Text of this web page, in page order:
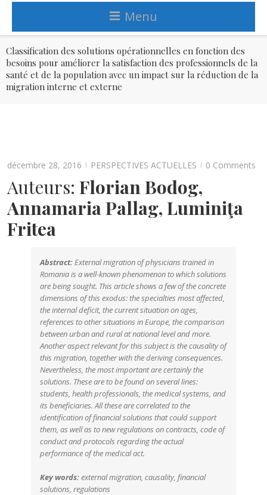
Menu
Classification des solutions opérationnelles en fonction des
besoins pour améliorer la satisfaction des professionnels de la
santé et de la population avec un impact sur la réduction de la
migration interne et externe
décembre 28, 2016 | PERSPECTIVES ACTUELLES | 0 Comments
Auteurs: Florian Bodog,
Annamaria Pallag, Luminiţa
Fritea
Abstract:External migration of physicians trained in
Romania is a well-known phenomenon to which solutions
are being sought. This article shows a few of the concrete
dimensions of this exodus: the specialties most affected,
the internal deficit, the current situation on ages,
references to other situations in Europe, the comparison
between urban and rural at national level and more.
Another aspect relevant for this subject is the causality of
this migration, together with the deriving consequences.
Nevertheless, the most important are certainly the
solutions. These are to be found on several lines:
students, health professionals, the medical systems, and
its beneficiaries. All these are correlated to the
identification of financial solutions that could support
them, as well as to new regulations on contracts, code of
conduct and protocols regarding the actual
performance of the medical act.
Key words:external migration, causality, financial
solutions, regulations